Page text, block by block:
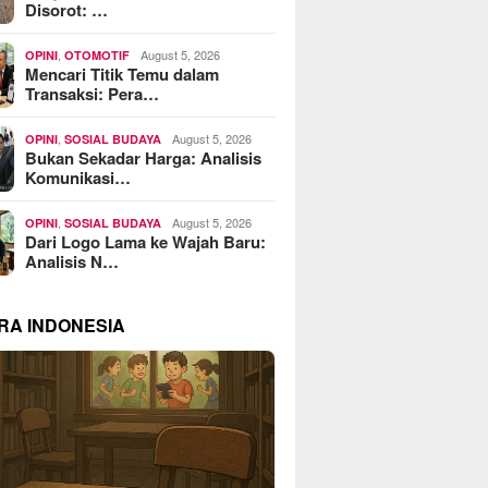
Disorot: …
OPINI ,OTOMOTIF August 5, 2026
Mencari Titik Temu dalam
Transaksi: Pera…
OPINI ,SOSIAL BUDAYA August 5, 2026
Bukan Sekadar Harga: Analisis
Komunikasi…
OPINI ,SOSIAL BUDAYA August 5, 2026
Dari Logo Lama ke Wajah Baru:
Analisis N…
INDONESIA